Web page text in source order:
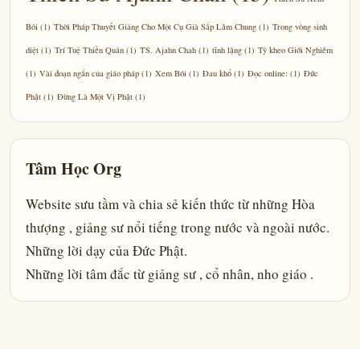
Bói (1) Thời Pháp Thuyết Giảng Cho Một Cụ Già Sắp Lâm Chung (1) Trong vòng sinh
diệt (1) Trí Tuệ Thiền Quán (1) TS. Ajahn Chah (1) tĩnh lặng (1) Tỳ kheo Giới Nghiêm
(1) Vài đoạn ngắn của giáo pháp (1) Xem Bói (1) Đau khổ (1) Đọc online: (1) Đức
Phật (1) Đừng Là Một Vị Phật (1)
Tâm Học Org
Website sưu tầm và chia sẻ kiến thức từ những Hòa
thượng , giảng sư nổi tiếng trong nước và ngoài nước.
Những lời dạy của Đức Phật.
Những lời tâm đắc từ giảng sư , cổ nhân, nho giáo .